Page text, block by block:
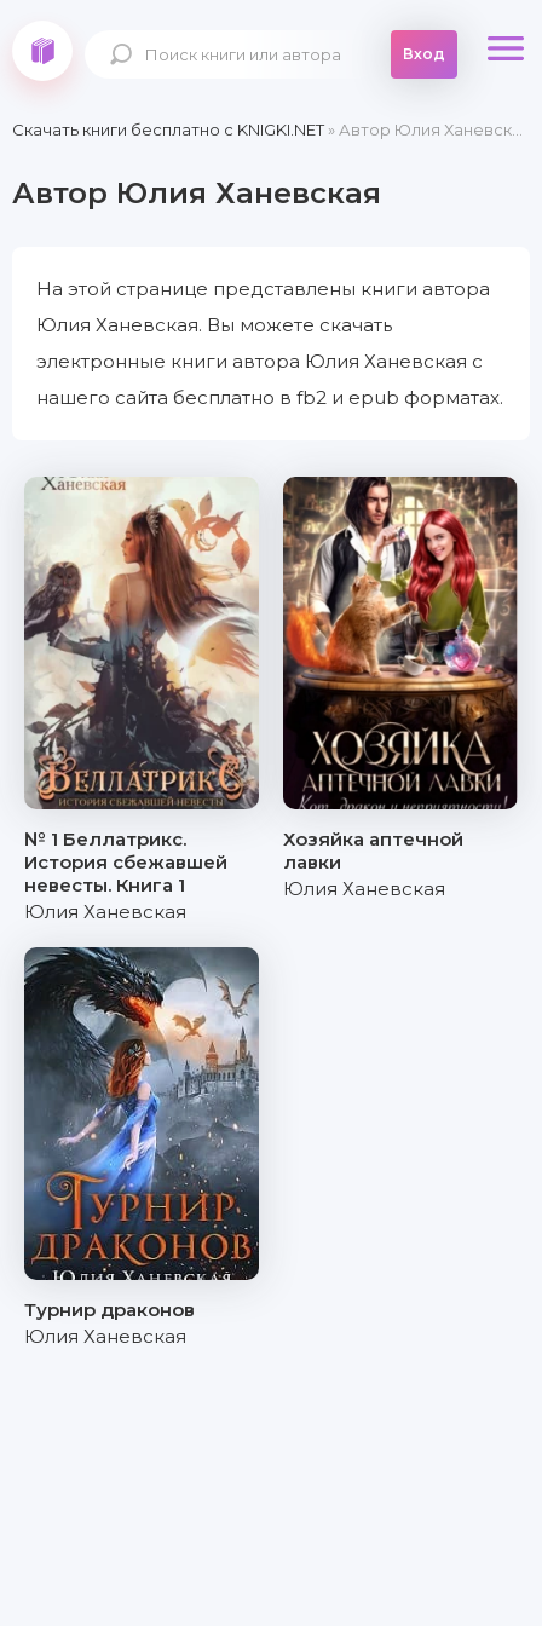
Вход
Скачать книги бесплатно c KNIGKI.NET» Автор Юлия Ханевская
Автор Юлия Ханевская
На этой странице представлены книги автора
Юлия Ханевская. Вы можете скачать
электронные книги автора Юлия Ханевская с
нашего сайта бесплатно в fb2 и epub форматах.
№ 1 Беллатрикс.
История сбежавшей
невесты. Книга 1
Юлия Ханевская
Хозяйка аптечной
лавки
Юлия Ханевская
Турнир драконов
Юлия Ханевская